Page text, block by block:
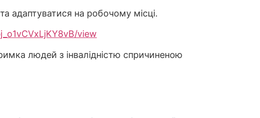
адаптуватися на робочому місці.
view
людей з інвалідністю спричиненою